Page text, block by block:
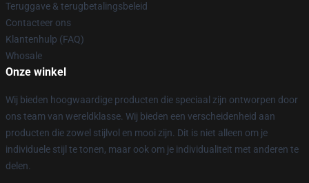
Teruggave & terugbetalingsbeleid
Contacteer ons
Klantenhulp (FAQ)
Whosale
Onze winkel
Wij bieden hoogwaardige producten die speciaal zijn ontworpen door
ons team van wereldklasse. Wij bieden een verscheidenheid aan
producten die zowel stijlvol en mooi zijn. Dit is niet alleen om je
individuele stijl te tonen, maar ook om je individualiteit met anderen te
delen.